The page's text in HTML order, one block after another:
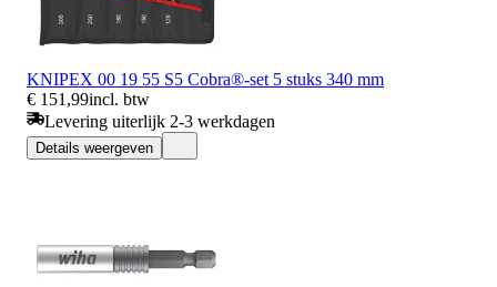
KNIPEX 00 19 55 S5 Cobra®-set 5 stuks 340 mm
€ 151,99incl. btw
Levering uiterlijk 2-3 werkdagen
Details weergeven